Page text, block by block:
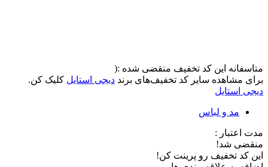
متاسفانه این کد تخفیف منقضی شده :(
برای مشاهده سایر کد تخفیف‌های برند دیجی استایل کلیک کن.
دیجی استایل
مد و لباس
مدت اعتبار :
منقضی شد!
این کد تخفیف رو پرینت کن!